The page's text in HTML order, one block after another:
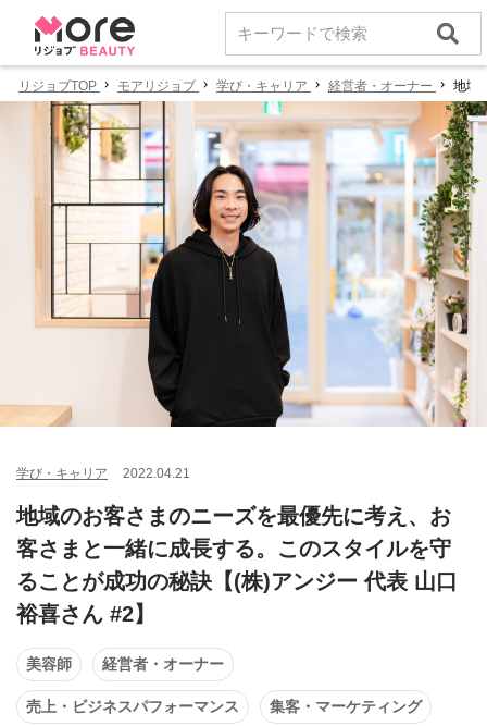
リジョブTOP モアリジョブ 学び・キャリア 経営者・オーナー 地域
学び・キャリア 2022.04.21
地域のお客さまのニーズを最優先に考え、お
客さまと一緒に成長する。このスタイルを守
ることが成功の秘訣【(株)アンジー 代表 山口
裕喜さん #2】
美容師 経営者・オーナー
売上・ビジネスパフォーマンス 集客・マーケティング